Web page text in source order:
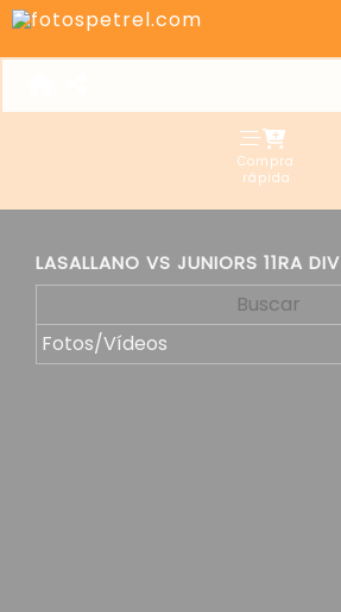
Compra
rápida
LASALLANO VS JUNIORS 11RA DIV